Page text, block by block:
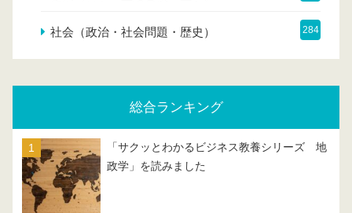
社会（政治・社会問題・歴史） 284
総合ランキング
「サクッとわかるビジネス教養シリーズ 地
政学」を読みました